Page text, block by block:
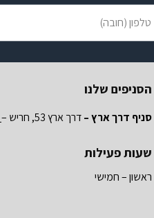
הסניפים שלנו
סניף דרך ארץ –דרך ארץ 53, חריש –
שעות פעילות
ראשון – חמישי